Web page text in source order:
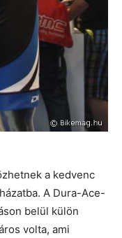
a kedvenc
A Dura-Ace-
belül külön
volta, ami